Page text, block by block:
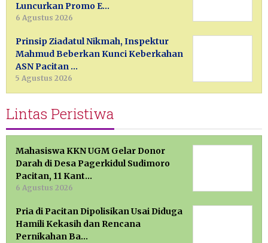
Luncurkan Promo E…
6 Agustus 2026
Prinsip Ziadatul Nikmah, Inspektur
Mahmud Beberkan Kunci Keberkahan
ASN Pacitan …
5 Agustus 2026
Lintas Peristiwa
Mahasiswa KKN UGM Gelar Donor
Darah di Desa Pagerkidul Sudimoro
Pacitan, 11 Kant…
6 Agustus 2026
Pria di Pacitan Dipolisikan Usai Diduga
Hamili Kekasih dan Rencana
Pernikahan Ba…